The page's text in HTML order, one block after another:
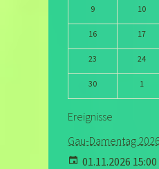
9 10
16 17
23 24
30 1
Ereignisse
Gau-Damentag 2026
01.11.2026 15:00